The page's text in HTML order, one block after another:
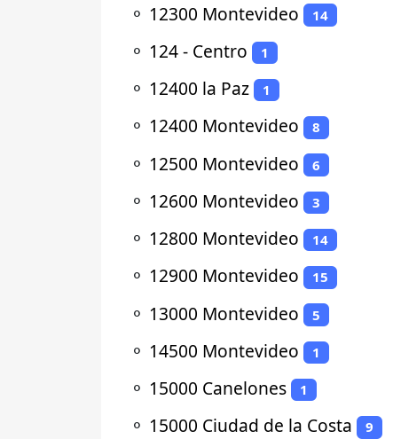
⚬ 12300 Montevideo 14
⚬ 124 - Centro 1
⚬ 12400 la Paz 1
⚬ 12400 Montevideo 8
⚬ 12500 Montevideo 6
⚬ 12600 Montevideo 3
⚬ 12800 Montevideo 14
⚬ 12900 Montevideo 15
⚬ 13000 Montevideo 5
⚬ 14500 Montevideo 1
⚬ 15000 Canelones 1
⚬ 15000 Ciudad de la Costa 9